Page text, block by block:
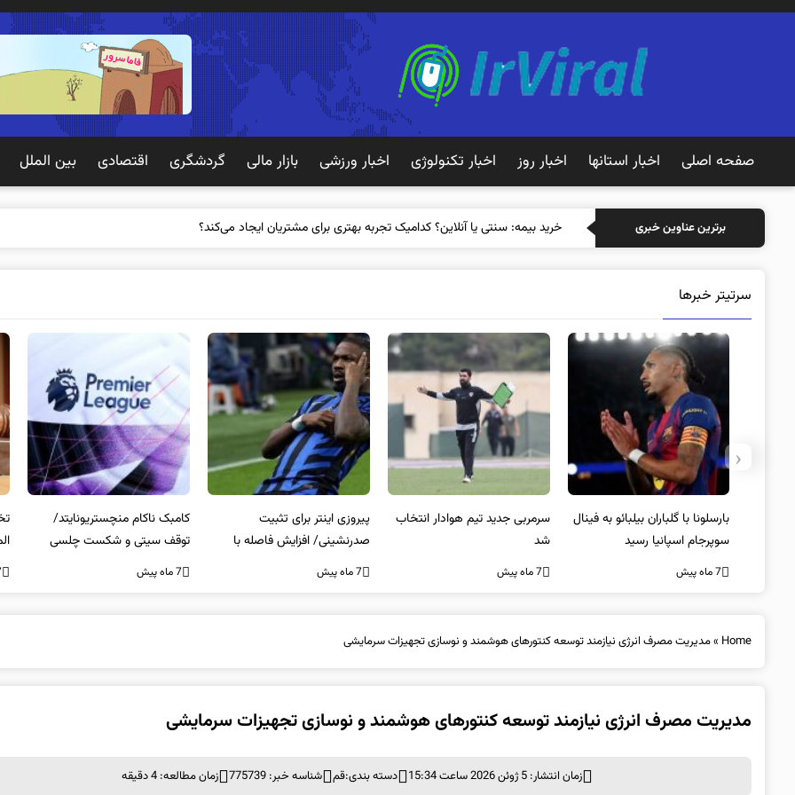
صفحه اصلی اخبار استانها اخبار روز اخبار تکنولوژی اخبار ورزشی بازار مالی گردشگری اقتصادی بین الملل
برترین عناوین خبری خر
سرتیتر خبرها
سرمربی جدید تیم هوادار انتخاب
شد
7 ماه پیش
پیروزی اینتر برای تثبیت
صدرنشینی/ افزایش فاصله با
ناپولی
7 ماه پیش
کامبک ناکام منچستریونایتد/
توقف سیتی و شکست چلسی
7 ماه پیش
تخلفات مالی در هیئت رشته‌ای
المپیکی در مازندران
7 ماه پیش 7
‹
Home
»مدیریت مصرف انرژی نیازمند توسعه کنتورهای هوشمند و نوسازی تجهیزات سرمایشی
مدیریت مصرف انرژی نیازمند توسعه کنتورهای هوشمند و نوسازی تجهیزات سرمایشی
زمان انتشار: 5 ژوئن 2026 ساعت 15:34 دسته بندی:قم شناسه خبر: 775739 زمان مطالعه: 4 دقیقه